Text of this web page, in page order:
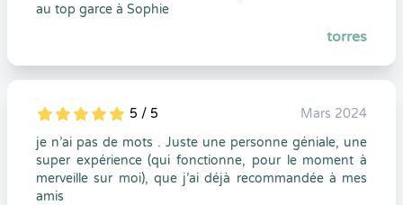
au top garce à Sophie
torres
5
1
5
0 5 / 5
Mars 2024
je n’ai pas de mots . Juste une personne géniale, une
super expérience (qui fonctionne, pour le moment à
merveille sur moi), que j’ai déjà recommandée à mes
amis